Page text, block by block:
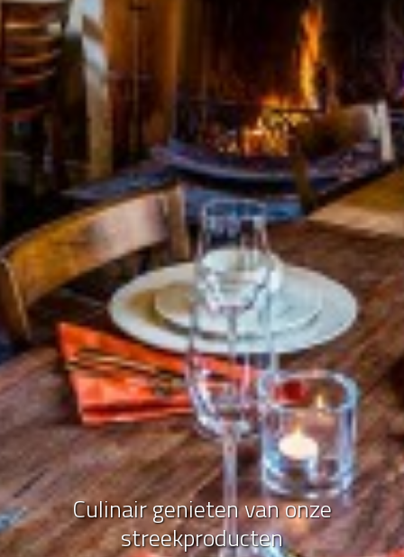
Culinair genieten van onze
streekproducten